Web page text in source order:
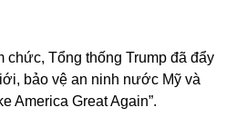
chức, Tổng thống Trump đã đẩy
bảo vệ an ninh nước Mỹ và
America Great Again”.